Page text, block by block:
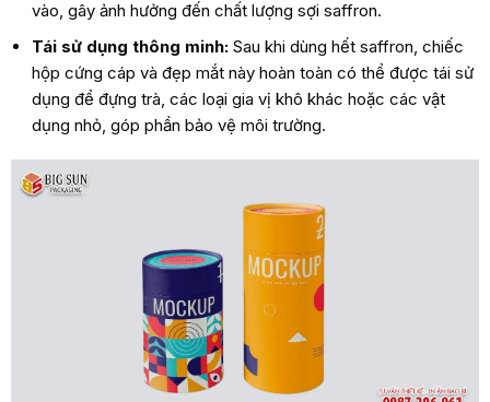
vào, gây ảnh hưởng đến chất lượng sợi saffron.
Tái sử dụng thông minh: Sau khi dùng hết saffron, chiếc
hộp cứng cáp và đẹp mắt này hoàn toàn có thể được tái sử
dụng để đựng trà, các loại gia vị khô khác hoặc các vật
dụng nhỏ, góp phần bảo vệ môi trường.